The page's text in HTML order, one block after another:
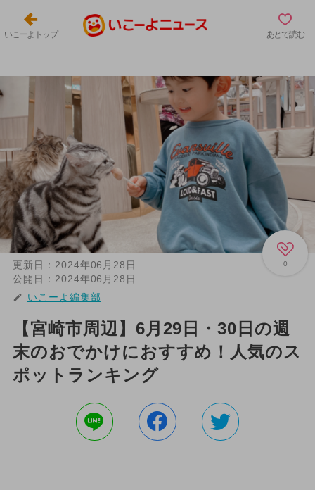
いこーよトップ あとで読む
0
更新日： 2024年06月28日
公開日： 2024年06月28日
いこーよ編集部
【宮崎市周辺】6月29日・30日の週
末のおでかけにおすすめ！人気のス
ポットランキング